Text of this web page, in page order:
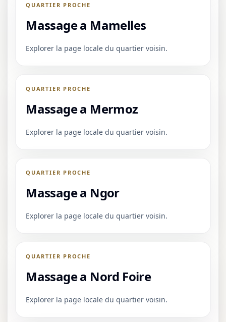
QUARTIER PROCHE
Massage a Mamelles
Explorer la page locale du quartier voisin.
QUARTIER PROCHE
Massage a Mermoz
Explorer la page locale du quartier voisin.
QUARTIER PROCHE
Massage a Ngor
Explorer la page locale du quartier voisin.
QUARTIER PROCHE
Massage a Nord Foire
Explorer la page locale du quartier voisin.